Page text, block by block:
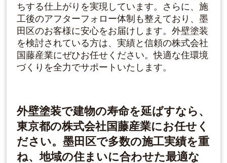
ちする仕上がりを実現しています。さらに、施
工後のアフターフォロー体制も整えており、墨
田区のお客様に安心をお届けします。外壁塗装
を検討されている方は、実績と信頼の株式会社
国藤産業にぜひお任せください。快適な住環境
づくりを全力でサポートいたします。
外壁塗装で建物の寿命を延ばすなら、
東京都の株式会社国藤産業にお任せく
ださい。墨田区で多数の施工実績を重
ね、地域の住まいに合わせた最適な